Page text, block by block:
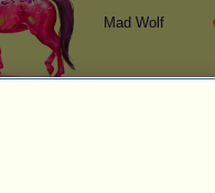
Mad Wolf